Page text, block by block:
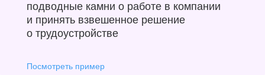
подводные камни о работе в компании
и принять взвешенное решение
о трудоустройстве
Посмотреть пример